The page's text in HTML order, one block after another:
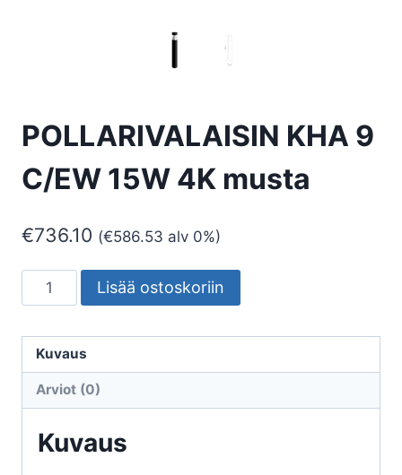
POLLARIVALAISIN KHA 9
C/EW 15W 4K musta
€736.10 (€586.53 alv 0%)
POLLARIVALAISIN
KHA
C/EW
15W
määrä
Lisää ostoskoriin
Kuvaus
Arviot (0)
Kuvaus